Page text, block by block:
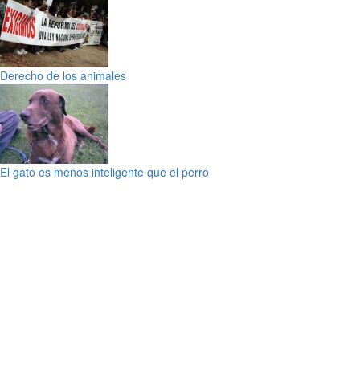
Derecho de los animales
El gato es menos inteligente que el perro